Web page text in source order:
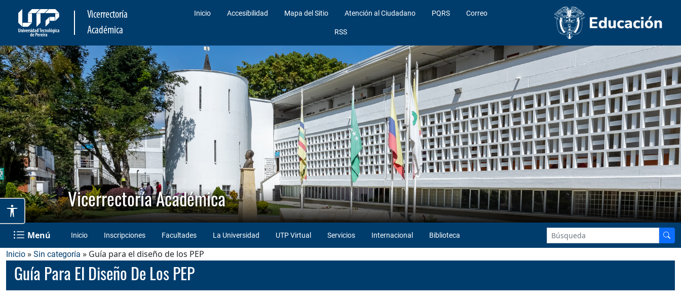
Vicerrectoría
Académica
Inicio Accesibilidad Mapa del Sitio Atención al Ciudadano PQRS Correo
RSS
Vicerrectoría Académica
Menú Inicio Inscripciones Facultades La Universidad UTP Virtual Servicios Internacional Biblioteca
Inicio » Sin categoría » Guía para el diseño de los PEP
Guía Para El Diseño De Los PEP